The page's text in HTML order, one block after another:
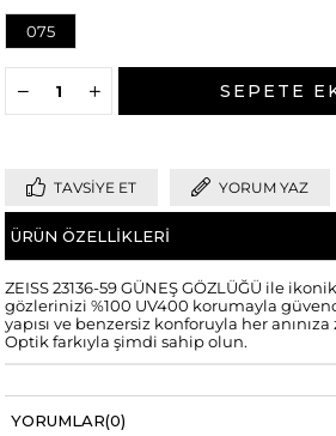
075
TAVSIYE ET YORUM YAZ
ÜRÜN ÖZELLIKLERI
ZEISS 23136-59 GÜNEŞ GÖZLÜĞÜ ile
gözlerinizi %100 UV400 korumayla
yapısı ve benzersiz konforuyla her
Optik farkıyla şimdi sahip olun.
YORUMLAR(0)